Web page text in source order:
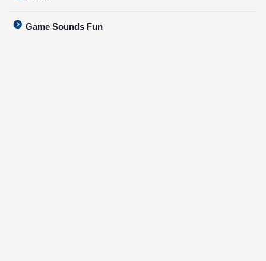
Game Sounds Fun